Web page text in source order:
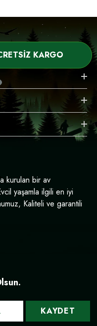
KARGO
kurulan bir av
yaşamla ilgili en iyi
Kaliteli ve garantili
KAYDET